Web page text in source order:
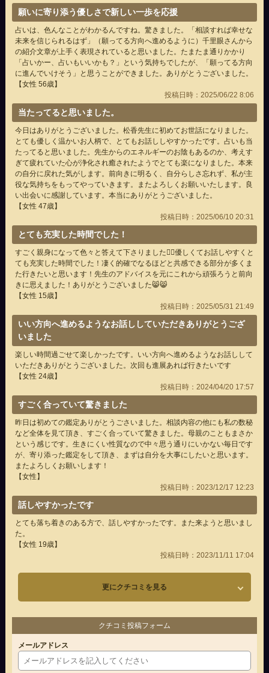
願いに寄り添う優しさで新しい一歩を応援
占いは、色んなことがわかるんですね。驚きました。「相談すれば幸せな
未来を信じられるはず」（願ってる方向へ進めるように）千里眼さんから
の紹介文章が上手く表現されていると思いました。たまたま通りかかり
「占いかー、占いもいいかも？」という気持ちでしたが、「願ってる方向
に進んでいけそう」と思うことができました。ありがとうございました。
【女性 56歳】
投稿日時：2025/06/22 8:06
当たってると思いました。
今日はありがとうございました。松香先生に初めてお世話になりました。
とても優しく温かいお人柄で、とてもお話ししやすかったです。占いも当
たってると思いました。先生からのエネルギーのお陰もあるのか、考えす
ぎて疲れていた心が浄化され癒されたようでとても楽になりました。本来
の自分に戻れた気がします。前向きに明るく、自分らしさ忘れず、私が主
役な気持ちをもってやっていきます。またよろしくお願いいたします。良
い出会いに感謝しています。本当にありがとうございました。
【女性 47歳】
投稿日時：2025/06/10 20:31
とても充実した時間でした！
すごく親身になって色々と答えて下さりました🙇‍♀️優しくてお話しやすくと
ても充実した時間でした！凄く的確でなるほどと共感できる部分が多くま
た行きたいと思います！先生のアドバイスを元にこれから頑張ろうと前向
きに思えました！ありがとうございました😸😸
【女性 15歳】
投稿日時：2025/05/31 21:49
いい方向へ進めるようなお話ししていただきありがとうござ
いました
楽しい時間過ごせて楽しかったです。いい方向へ進めるようなお話しして
いただきありがとうございました。次回も進展あれば行きたいです
【女性 24歳】
投稿日時：2024/04/20 17:57
すごく合っていて驚きました
昨日は初めての鑑定ありがとうごさいました。相談内容の他にも私の数秘
など全体を見て頂き、すごく合っていて驚きました。母親のこともまさか
という感じです。生きにくい性質なので中々思う通りにいかない毎日です
が、寄り添った鑑定をして頂き、まずは自分を大事にしたいと思います。
またよろしくお願いします！
【女性】
投稿日時：2023/12/17 12:23
話しやすかったです
とても落ち着きのある方で、話しやすかったです。また来ようと思いまし
た。
【女性 19歳】
投稿日時：2023/11/11 17:04
更にクチコミを見る
クチコミ投稿フォーム
メールアドレス